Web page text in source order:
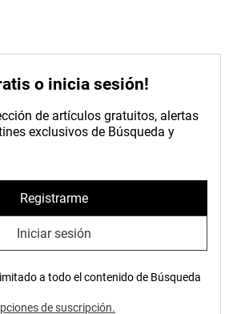
o inicia sesión!
de artículos gratuitos, alertas
exclusivos de Búsqueda y
Registrarme
Iniciar sesión
a todo el contenido de Búsqueda
de suscripción.